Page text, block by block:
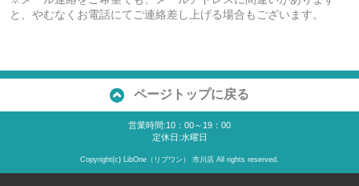
と、やむなくお電話にてご連絡差し上げる場合もございます。
ページトップに戻る
営業時間:10：00～19：00
定休日:水曜日
Copyright(c) LibOne（リブワン） 市川店 All rights reserved.